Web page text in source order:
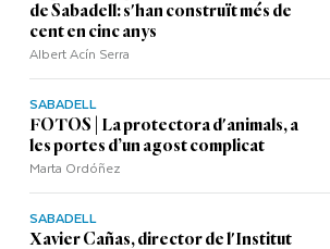
de Sabadell: s'han construït més de
cent en cinc anys
Albert Acín Serra
SABADELL
FOTOS | La protectora d'animals, a
les portes d’un agost complicat
Marta Ordóñez
SABADELL
Xavier Cañas, director de l'Institut